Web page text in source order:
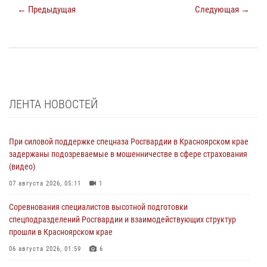
← Предыдущая Следующая →
ЛЕНТА НОВОСТЕЙ
При силовой поддержке спецназа Росгвардии в Красноярском крае
задержаны подозреваемые в мошенничестве в сфере страхования
(видео)
07 августа 2026, 05:11 1
Соревнования специалистов высотной подготовки
спецподразделений Росгвардии и взаимодействующих структур
прошли в Красноярском крае
06 августа 2026, 01:59 6